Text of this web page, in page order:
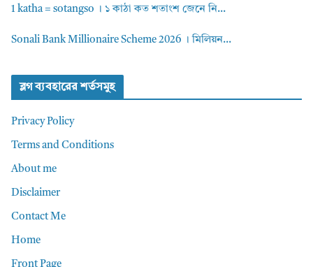
1 katha = sotangso । ১ কাঠা কত শতাংশ জেনে নি...
Sonali Bank Millionaire Scheme 2026 । মিলিয়ন...
ব্লগ ব্যবহারের শর্তসমুহ
Privacy Policy
Terms and Conditions
About me
Disclaimer
Contact Me
Home
Front Page